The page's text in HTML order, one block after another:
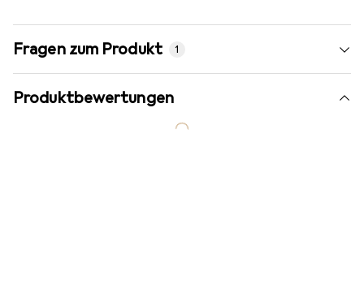
Fragen zum Produkt 1
Produktbewertungen